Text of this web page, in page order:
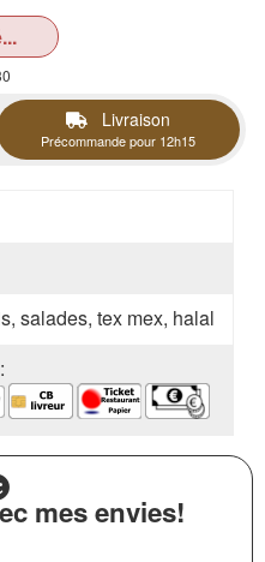
Livraison
Précommande pour 12h15
salades, tex mex, halal
mes envies!